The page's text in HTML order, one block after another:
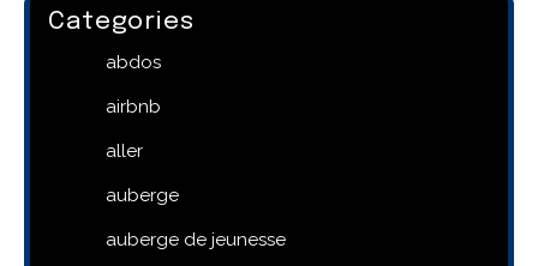
Categories
abdos
airbnb
aller
auberge
auberge de jeunesse